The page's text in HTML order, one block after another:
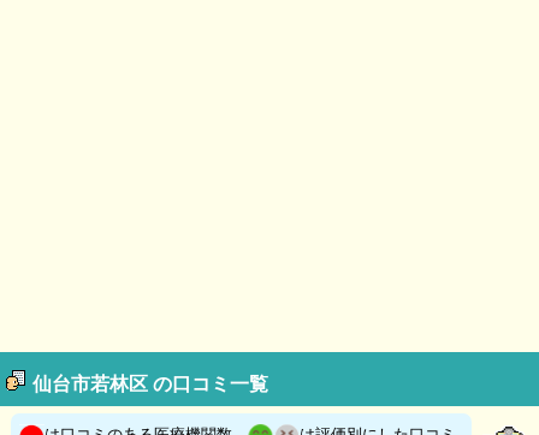
仙台市若林区 の口コミ一覧